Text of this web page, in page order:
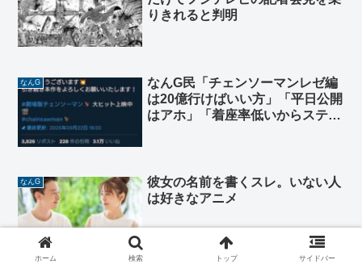
りきれると判明
なんG
なんG民「チェンソーマンレゼ編
は20億行けばいい方」「平日公開
はアホ」「着座率低いからステ
なんG
彼女の名前を書くスレ。いない人
は好きなアニメ
ホーム 検索 トップ サイドバー